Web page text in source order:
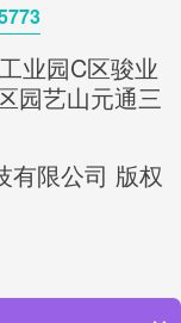
业园C区骏业
园艺山元通三
有限公司 版权